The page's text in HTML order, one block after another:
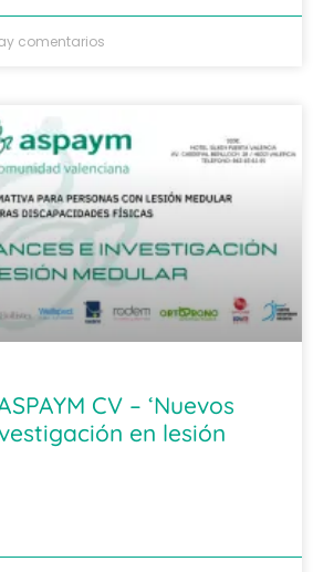
comentarios
CV – ‘Nuevos
en lesión